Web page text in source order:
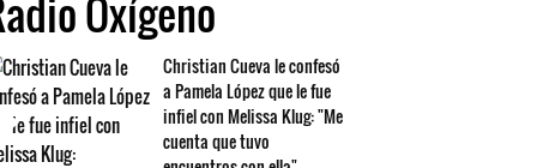
Oxígeno
Christian Cueva le confesó
a Pamela López que le fue
infiel con Melissa Klug: "Me
cuenta que tuvo